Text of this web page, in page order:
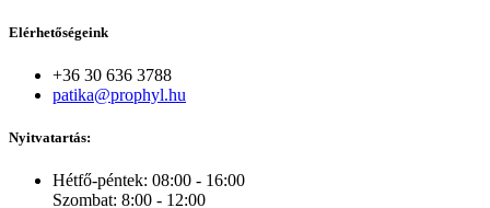
Elérhetőségeink
+36 30 636 3788
patika@prophyl.hu
Nyitvatartás:
Hétfő-péntek: 08:00 - 16:00
Szombat: 8:00 - 12:00